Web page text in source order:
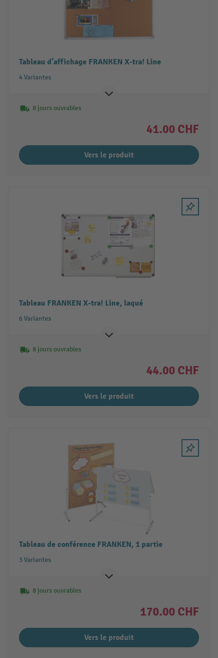
Tableau d’affichage FRANKEN X-tra! Line
4 Variantes
8 jours ouvrables
41.00 CHF
Vers le produit
Tableau FRANKEN X-tra! Line, laqué
6 Variantes
8 jours ouvrables
44.00 CHF
Vers le produit
Tableau de conférence FRANKEN, 1 partie
3 Variantes
8 jours ouvrables
170.00 CHF
Vers le produit